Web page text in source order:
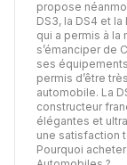
propose
DS3, la DS4 et
qui a permis à la
s’émanciper de
ses
permis d’être
automobile. La
constructeur
élégantes et
une satisfaction
Pourquoi